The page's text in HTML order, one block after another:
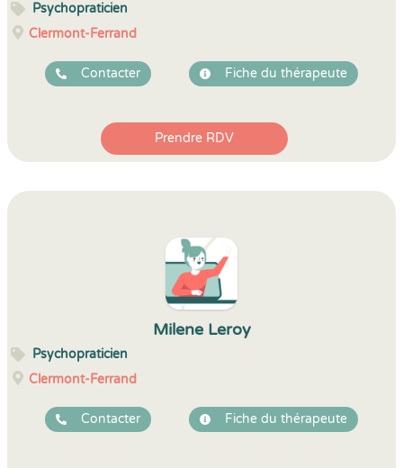
Psychopraticien
Clermont-Ferrand
Contacter Fiche du thérapeute
Prendre RDV
Milene Leroy
Psychopraticien
Clermont-Ferrand
Contacter Fiche du thérapeute